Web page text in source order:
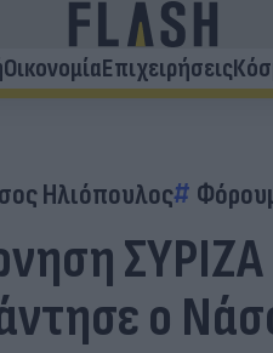
ΟικονομίαΕπιχειρήσεις
Ηλιόπουλος
ΣΥΡΙΖΑ
ο